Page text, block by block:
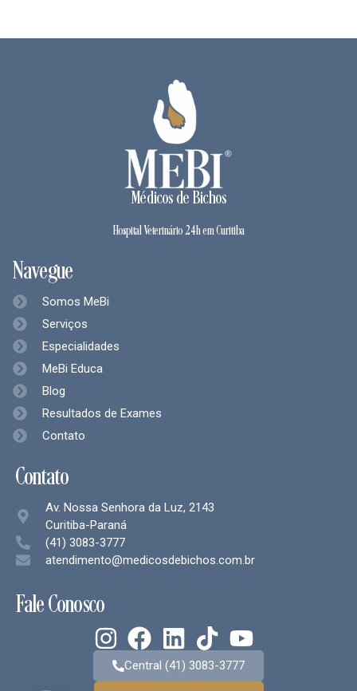
Médicos de Bichos
Hospital Veterinário 24h em Curitiba
Navegue
Somos MeBi
Serviços
Especialidades
MeBi Educa
Blog
Resultados de Exames
Contato
Contato
Av. Nossa Senhora da Luz, 2143
Curitiba-Paraná
(41) 3083-3777
atendimento@medicosdebichos.com.br
Fale Conosco
Central (41) 3083-3777